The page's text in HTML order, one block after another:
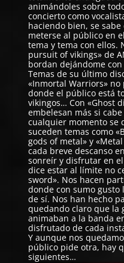
animándoles sobre
concierto como
haciendo bien, se
meterse al público en
tema y tema con ellos.
pursuit of vikings» de
bordan dejándome
Temas de su último
«Inmortal Warriors»
donde el público está
vikingos… Con «Ghost
embelesan más si
cualquier momento se
suceden temas como
gods of metal» y
cada breve descanso
sonreír y disfrutar en
dice estar al límite no
sword». Nos hacen
donde con sumo
de sí. Nos han hecho
quedando claro que la
animaban a la banda
disfrutado de cada
Y aunque nos
público pide otra, hay
siguientes…